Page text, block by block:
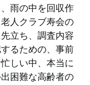
雨の中を回収作
人クラブ寿会の
立ち、調査内容
るための、事前
しい中、本当に
困難な高齢者の